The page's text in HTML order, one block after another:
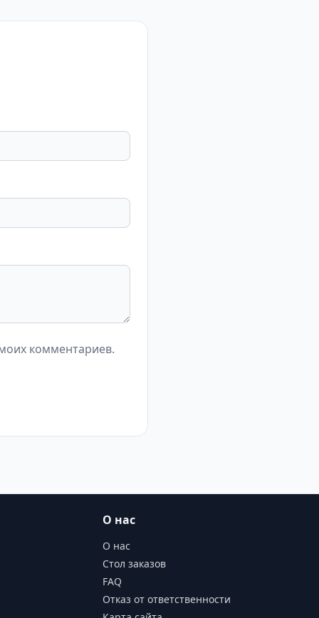
комментариев.
О нас
О нас
Стол заказов
FAQ
Отказ от ответственности